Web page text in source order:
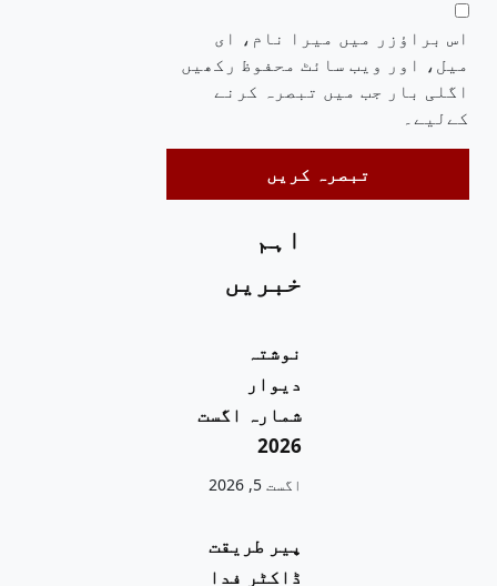
اس براؤزر میں میرا نام، ای
میل، اور ویب سائٹ محفوظ رکھیں
اگلی بار جب میں تبصرہ کرنے
کےلیے۔
اہم
خبریں
نوشتہ
دیوار
شمارہ اگست
2026
اگست 5, 2026
پیر طریقت
ڈاکٹر فدا